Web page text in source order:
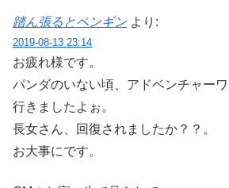
踏ん張るとペンギン より:
2019-08-13 23:14
お疲れ様です。
パンダのいない頃、アドベンチャー
行きましたよぉ。
長女さん、回復されましたか？？。
お大事にです。